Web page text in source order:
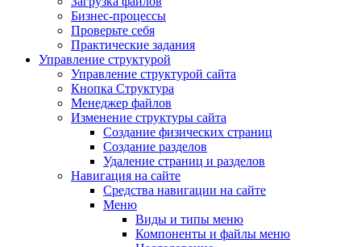
Бизнес-процессы
Проверьте себя
Практические задания
Управление структурой
Управление структурой сайта
Кнопка Структура
Менеджер файлов
Изменение структуры сайта
Создание физических страниц
Создание разделов
Удаление страниц и разделов
Навигация на сайте
Средства навигации на сайте
Меню
Виды и типы меню
Компоненты и файлы меню